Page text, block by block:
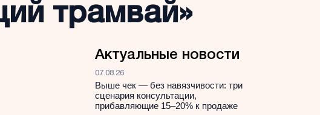
трамвай»
Актуальные новости
07.08.26
Выше чек — без навязчивости: три
сценария консультации,
прибавляющие 15–20% к продаже